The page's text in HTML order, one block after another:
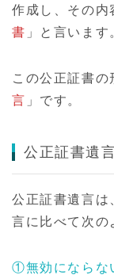
作成し、その内
書 」と言います
この公正証書の
言 」です。
公正証書遺
公正証書遺言は
言に比べて次の
①無効にならな